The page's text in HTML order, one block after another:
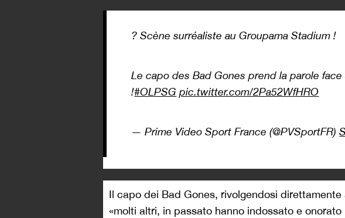
? Scène surréaliste au Groupama Stadium !
Le capo des Bad Gones prend la parole face
!#OLPSG pic.twitter.com/2Pa52WfHRO
— Prime Video Sport France (@PVSportFR)
Il capo dei Bad Gones, rivolgendosi
«molti altri, in passato hanno indossato e onorato